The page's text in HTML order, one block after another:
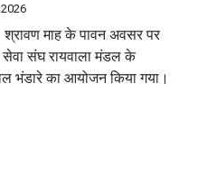
श्रावण माह के पावन अवसर पर
सेवा संघ रायवाला मंडल के
भंडारे का आयोजन किया गया।